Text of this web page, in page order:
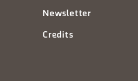
Newsletter
Credits